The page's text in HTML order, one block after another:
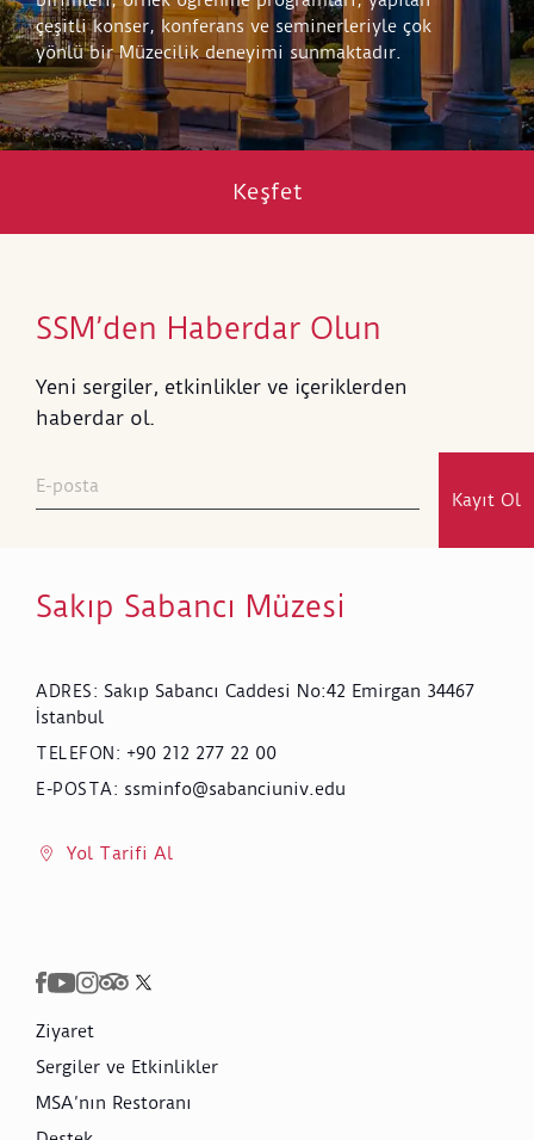
çeşitli konser, konferans ve seminerleriyle çok
yönlü bir Müzecilik deneyimi sunmaktadır.
Keşfet
SSM’den Haberdar Olun
Yeni sergiler, etkinlikler ve içeriklerden
haberdar ol.
Kayıt Ol
Sakıp Sabancı Müzesi
ADRES: Sakıp Sabancı Caddesi No:42 Emirgan 34467
İstanbul
TELEFON : +90 212 277 22 00
E-POSTA: ssminfo@sabanciuniv.edu
Yol Tarifi Al
Ziyaret
Sergiler ve Etkinlikler
MSA’nın Restoranı